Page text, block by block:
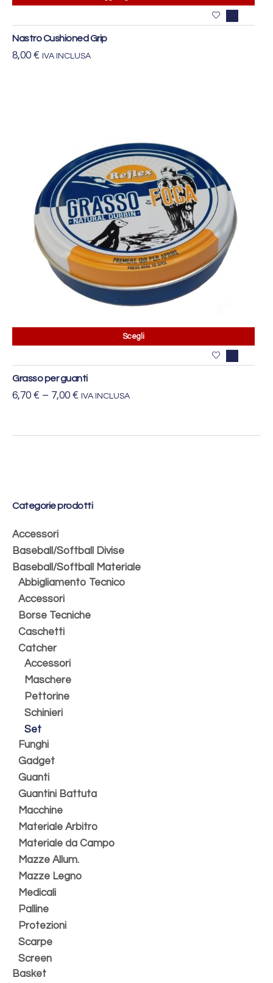
Nastro Cushioned Grip
8,00 € IVA INCLUSA
Scegli
Grasso per guanti
6,70 € – 7,00 € IVA INCLUSA
Categorie prodotti
Accessori
Baseball/Softball Divise
Baseball/Softball Materiale
Abbigliamento Tecnico
Accessori
Borse Tecniche
Caschetti
Catcher
Accessori
Maschere
Pettorine
Schinieri
Set
Funghi
Gadget
Guanti
Guantini Battuta
Macchine
Materiale Arbitro
Materiale da Campo
Mazze Allum.
Mazze Legno
Medicali
Palline
Protezioni
Scarpe
Screen
Basket